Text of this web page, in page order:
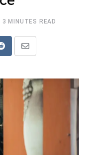
3 MINUTES READ
RedditShare
Email